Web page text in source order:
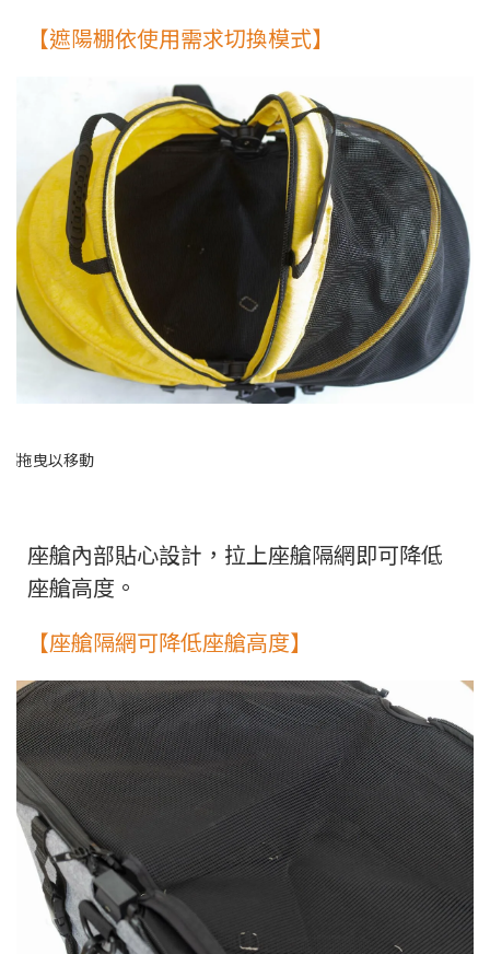
【遮陽棚依使用需求切換模式】
座艙內部貼心設計，拉上座艙隔網即可降低
座艙高度。
【座艙隔網可降低座艙高度】